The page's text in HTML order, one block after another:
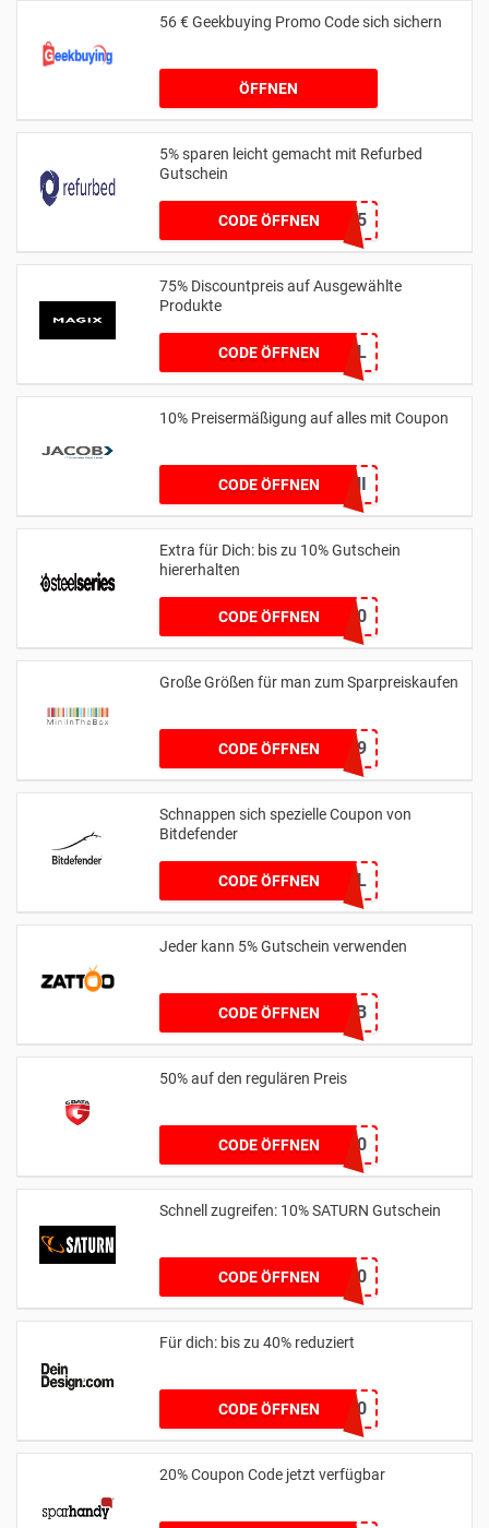
56 € Geekbuying Promo Code sich sichern
ÖFFNEN
5% sparen leicht gemacht mit Refurbed
Gutschein
CODE ÖFFNENLAPTOP5
75% Discountpreis auf Ausgewählte
Produkte
CODE ÖFFNENMGXNL
10% Preisermäßigung auf alles mit Coupon
CODE ÖFFNEN
BLITZ10JUNI
Extra für Dich: bis zu 10% Gutschein
hiererhalten
CODE ÖFFNEN
ALERABAT10
Große Größen für man zum Sparpreiskaufen
CODE ÖFFNEN MAS9
Schnappen sich spezielle Coupon von
Bitdefender
CODE ÖFFNEN
100-VIPSPECIAL
Jeder kann 5% Gutschein verwenden
CODE ÖFFNEN5A7564DB
50% auf den regulären Preis
CODE ÖFFNENDRESS50
Schnell zugreifen: 10% SATURN Gutschein
CODE ÖFFNENBROSKI10
Für dich: bis zu 40% reduziert
CODE ÖFFNENfriends40
20% Coupon Code jetzt verfügbar